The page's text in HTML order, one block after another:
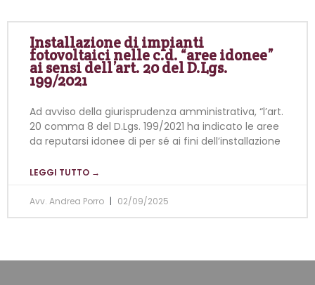
Installazione di impianti
fotovoltaici nelle c.d. “aree idonee”
ai sensi dell’art. 20 del D.Lgs.
199/2021
Ad avviso della giurisprudenza amministrativa, “l’art.
20 comma 8 del D.Lgs. 199/2021 ha indicato le aree
da reputarsi idonee di per sé ai fini dell’installazione
LEGGI TUTTO →
Avv. Andrea Porro 02/09/2025